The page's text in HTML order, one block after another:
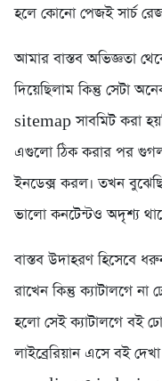
হলে কোনো পেজই সার্চ
আমার বাস্তব অভিজ্ঞতা
দিয়েছিলাম কিন্তু সেটা
sitemap সাবমিট করা
এগুলো ঠিক করার পর
ইনডেক্স করল। তখন
ভালো কনটেন্টও অদৃশ্য
বাস্তব উদাহরণ হিসেবে
রাখেন কিন্তু ক্যাটালগে
হলো সেই ক্যাটালগে
লাইব্রেরিয়ান এসে বই